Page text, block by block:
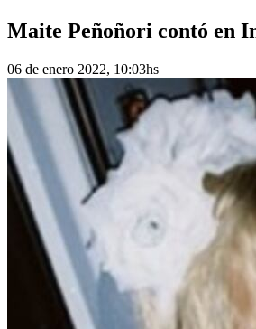
Maite Peñoñori contó en
06 de enero 2022, 10:03hs